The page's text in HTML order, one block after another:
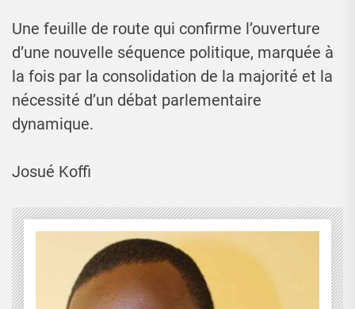
Une feuille de route qui confirme l’ouverture
d’une nouvelle séquence politique, marquée à
la fois par la consolidation de la majorité et la
nécessité d’un débat parlementaire
dynamique.
Josué Koffi